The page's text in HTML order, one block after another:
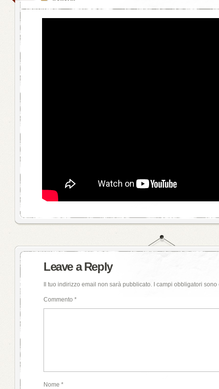
Leave a Reply
Il tuo indirizzo email non sarà pubblicato. I campi obbligatori
Commento *
Nome *